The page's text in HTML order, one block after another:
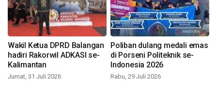
Wakil Ketua DPRD Balangan
hadiri Rakorwil ADKASI se-
Kalimantan
Jumat, 31 Juli 2026
Poliban dulang medali emas
di Porseni Politeknik se-
Indonesia 2026
Rabu, 29 Juli 2026